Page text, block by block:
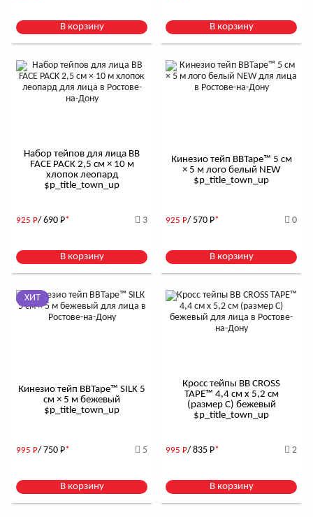
В корзину В корзину
Набор тейпов для лица BB
FACE PACK 2,5 см × 10 м
хлопок леопард
$р_title_town_up
925 Р/ 690 Р* 3
В корзину
Кинезио тейп BBTape™ 5 см
× 5 м лого белый NEW
$р_title_town_up
925 Р/ 570 Р* 0
В корзину
ХИТ
Кинезио тейп BBTape™ SILK 5
см × 5 м бежевый
$р_title_town_up
995 Р/ 750 Р* 5
В корзину
Кросс тейпы BB CROSS
TAPE™ 4,4 см x 5,2 см
(размер С) бежевый
$р_title_town_up
995 Р/ 835 Р* 2
В корзину